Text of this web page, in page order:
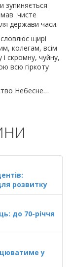
зупиняється
мав чисте
держави часи.
щирі
колегам, всім
скромну, чуйну,
всю гіркоту
Небесне…
розвитку
до 70-річчя
у